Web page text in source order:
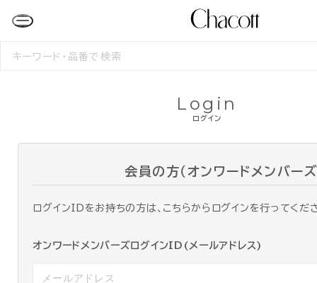
検
ログイン
Login
会員の方（オンワードメンバーズ
ログインIDをお持ちの方は、こちらからログインを行ってくだ
オンワードメンバーズログインID(メールアドレス)